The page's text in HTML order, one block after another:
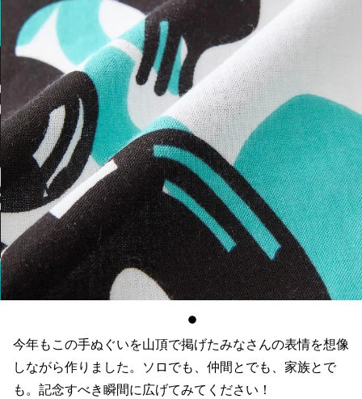
今年もこの手ぬぐいを山頂で掲げたみなさんの表情を想像
しながら作りました。ソロでも、仲間とでも、家族とで
も。記念すべき瞬間に広げてみてください！